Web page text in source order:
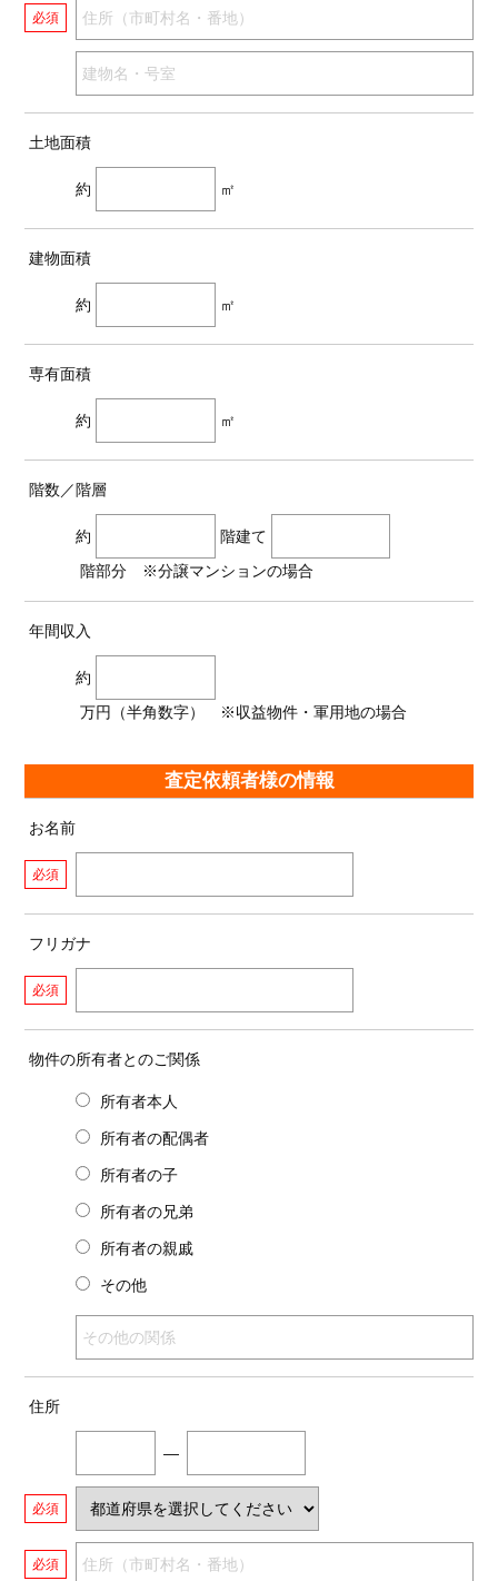
必須
土地面積
約 ㎡
建物面積
約 ㎡
専有面積
約 ㎡
階数／階層
約
階建て
階部分 ※分譲マンションの場合
年間収入
約
万円（半角数字） ※収益物件・軍用地の場合
査定依頼者様の情報
お名前
必須
フリガナ
必須
物件の所有者とのご関係
所有者本人
所有者の配偶者
所有者の子
所有者の兄弟
所有者の親戚
その他
住所
―
必須
必須